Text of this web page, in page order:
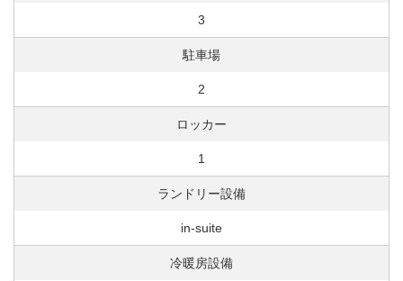
3
駐車場
2
ロッカー
1
ランドリー設備
in-suite
冷暖房設備